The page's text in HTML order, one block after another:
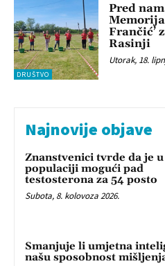
DRUŠTVO
Pred
Frančić’
Rasinji
Utorak, 18.
Najnovije objave
Znanstvenici tvrde da je
populaciji mogući pad
testosterona za 54 posto
Subota, 8. kolovoza 2026.
Smanjuje li umjetna
našu sposobnost